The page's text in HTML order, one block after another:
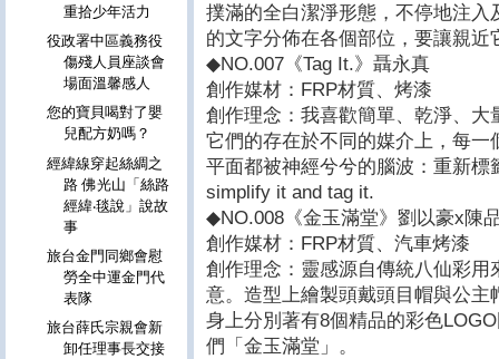
撲滿的全白潔淨形態，不停地注
的文字分佈在各個部位，要讓親
◆NO.007《Tag It.》聶永真
創作媒材：FRP材質、烤漆
創作理念：我喜歡簡單、乾淨、
它們的存在於不同的媒介上，每
平面都被神經兮兮的腦波：重新
simplify it and tag it.
◆NO.008《金玉滿堂》劉以豪x陳
創作媒材：FRP材質、汽車烤漆
創作理念：靈感源自傳統八仙彩
意。造型上繪製頭戴頭目帽與公
身上分別著有8個精品的彩色
們「金玉滿堂」。
重拾少年活力
役政署中區義務役
傷殘人員座談會
場面溫馨感人
您的寶貝喝對了嬰
兒配方奶嗎？
經緯線穿起絲綢之
路 佛光山「絲路
經緯‧毯說」說故
事
旅台金門同鄉會慰
勞全中運金門代
表隊
旅台薛氏宗親會新
卸任理事長交接